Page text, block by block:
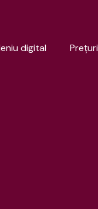
digital Preţuri